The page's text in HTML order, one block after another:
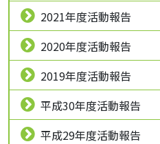
2021年度活動報告
2020年度活動報告
2019年度活動報告
平成30年度活動報告
平成29年度活動報告